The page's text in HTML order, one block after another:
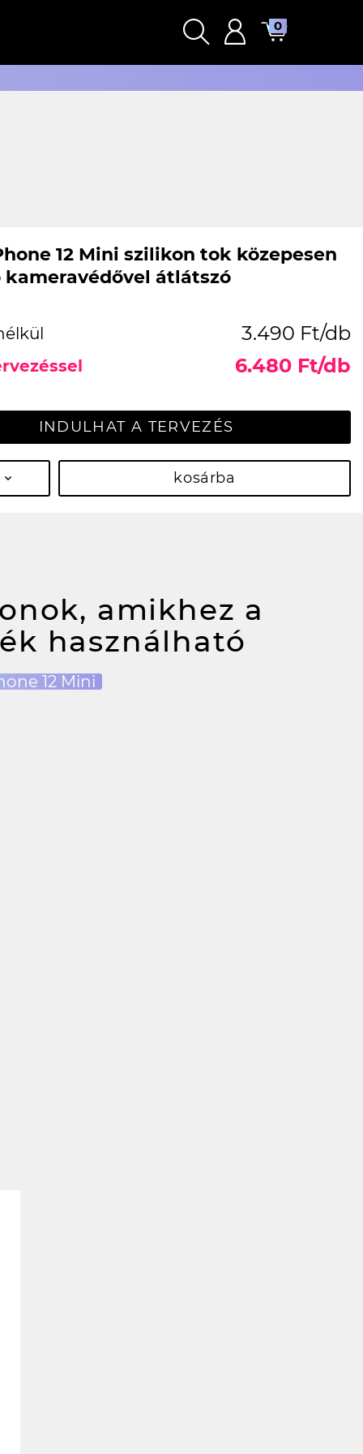
0
12 Mini szilikon tok közepesen
átlátszó
3.490 Ft/db
6.480 Ft/db
INDULHAT A TERVEZÉS
kosárba
amikhez a
használható
12 Mini